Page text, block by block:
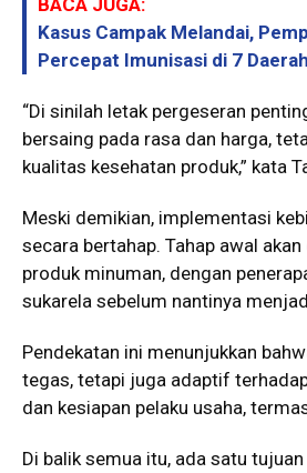
Kasus Campak Melandai,
Percepat Imunisasi di 7 Daerah
“Di sinilah letak pergeseran
bersaing pada rasa dan harga,
kualitas kesehatan produk,” kata
Meski demikian, implementasi
secara bertahap. Tahap awal
produk minuman, dengan
sukarela sebelum nantinya
Pendekatan ini menunjukkan
tegas, tetapi juga adaptif
dan kesiapan pelaku usaha,
Di balik semua itu, ada satu